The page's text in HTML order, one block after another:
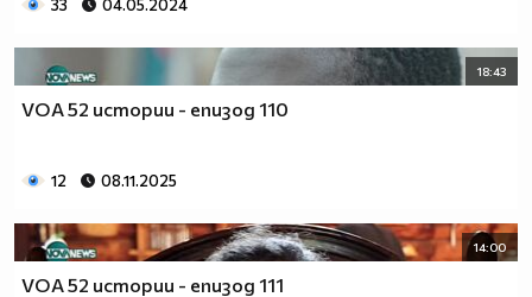
33 04.05.2024
18:43
VOA 52 истории - епизод 110
12 08.11.2025
14:00
VOA 52 истории - епизод 111